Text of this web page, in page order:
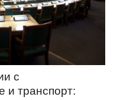
с
и транспорт: